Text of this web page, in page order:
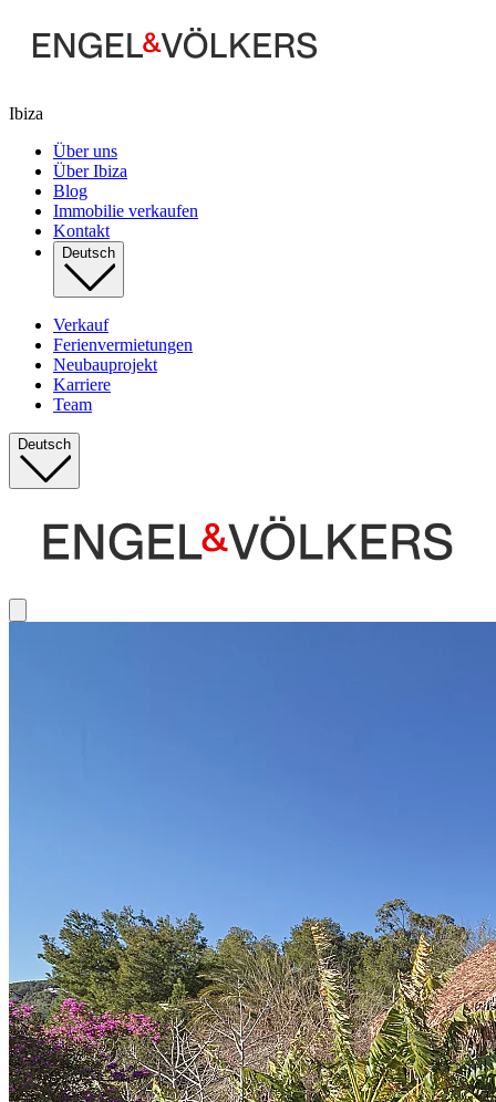
Ibiza
Über uns
Über Ibiza
Blog
Immobilie verkaufen
Kontakt
Deutsch
Verkauf
Ferienvermietungen
Neubauprojekt
Karriere
Team
Deutsch